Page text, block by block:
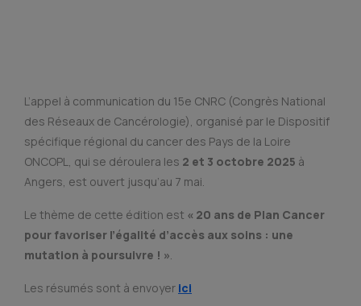
L’appel à communication du 15e CNRC (Congrès National
des Réseaux de Cancérologie), organisé par le Dispositif
spécifique régional du cancer des Pays de la Loire
ONCOPL, qui se déroulera les 2 et 3 octobre 2025 à
Angers, est ouvert jusqu’au 7 mai.
Le thème de cette édition est « 20 ans de Plan Cancer
pour favoriser l’égalité d’accès aux soins : une
mutation à poursuivre ! ».
Les résumés sont à envoyer ici